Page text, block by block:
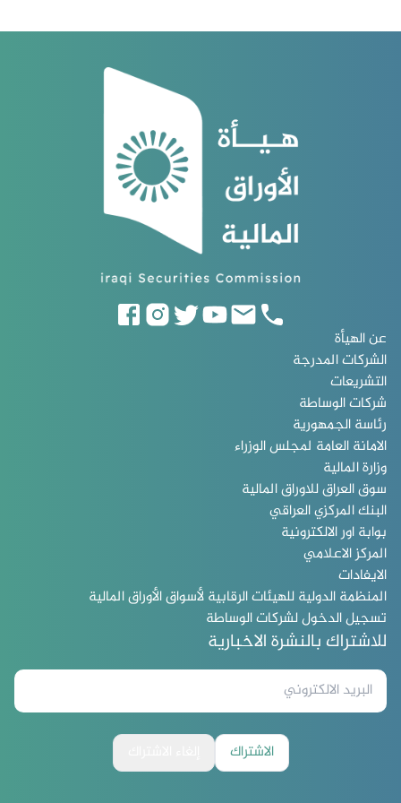
عن الهيأة
الشركات المدرجة
التشريعات
شركات الوساطة
رئاسة الجمهورية
الامانة العامة لمجلس الوزراء
وزارة المالية
سوق العراق للاوراق المالية
البنك المركزي العراقي
بوابة اور الالكترونية
المركز الاعلامي
الايفادات
المنظمة الدولية للهيئات الرقابية لأسواق الأوراق المالية
تسجيل الدخول لشركات الوساطة
للاشتراك بالنشرة الاخبارية
الاشتراك